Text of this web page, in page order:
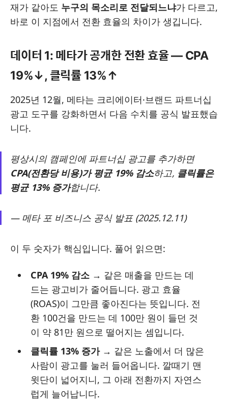
재가 같아도 누구의 목소리로 전달되느냐가 다르고,
바로 이 지점에서 전환 효율의 차이가 생깁니다.
데이터 1: 메타가 공개한 전환 효율 — CPA
19%↓, 클릭률 13%↑
2025년 12월, 메타는 크리에이터·브랜드 파트너십
광고 도구를 강화하면서 다음 수치를 공식 발표했습
니다.
평상시의 캠페인에 파트너십 광고를 추가하면
CPA(전환당 비용)가 평균 19% 감소하고, 클릭률은
평균 13% 증가합니다.
— 메타 포 비즈니스 공식 발표 (2025.12.11)
이 두 숫자가 핵심입니다. 풀어 읽으면:
CPA 19% 감소→ 같은 매출을 만드는 데
드는 광고비가 줄어듭니다. 광고 효율
(ROAS)이 그만큼 좋아진다는 뜻입니다. 전
환 100건을 만드는 데 100만 원이 들던 것
이 약 81만 원으로 떨어지는 셈입니다.
클릭률 13% 증가→ 같은 노출에서 더 많은
사람이 광고를 눌러 들어옵니다. 깔때기 맨
윗단이 넓어지니, 그 아래 전환까지 자연스
럽게 늘어납니다.